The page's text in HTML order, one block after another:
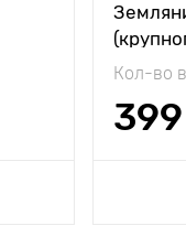
Кол-во
399